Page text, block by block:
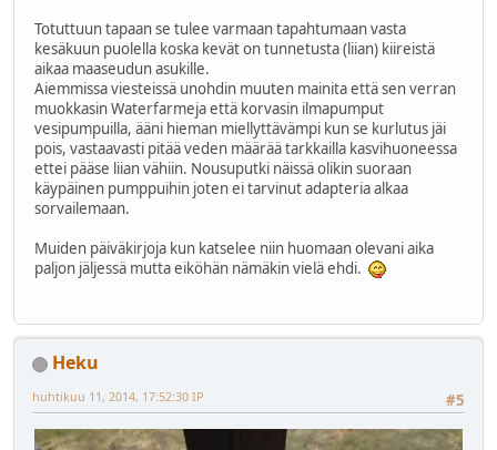
Totuttuun tapaan se tulee varmaan tapahtumaan vasta
kesäkuun puolella koska kevät on tunnetusta (liian) kiireistä
aikaa maaseudun asukille.
Aiemmissa viesteissä unohdin muuten mainita että sen verran
muokkasin Waterfarmeja että korvasin ilmapumput
vesipumpuilla, ääni hieman miellyttävämpi kun se kurlutus jäi
pois, vastaavasti pitää veden määrää tarkkailla kasvihuoneessa
ettei pääse liian vähiin. Nousuputki näissä olikin suoraan
käypäinen pumppuihin joten ei tarvinut adapteria alkaa
sorvailemaan.
Muiden päiväkirjoja kun katselee niin huomaan olevani aika
paljon jäljessä mutta eiköhän nämäkin vielä ehdi.
Heku
#5
huhtikuu 11, 2014, 17:52:30 IP